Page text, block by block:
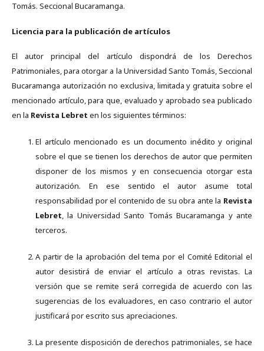
Tomás. Seccional Bucaramanga.
Licencia para la publicación de artículos
El autor principal del artículo dispondrá de los Derechos
Patrimoniales, para otorgar a la Universidad Santo Tomás, Seccional
Bucaramanga autorización no exclusiva, limitada y gratuita sobre el
mencionado artículo, para que, evaluado y aprobado sea publicado
en la Revista Lebret en los siguientes términos:
El artículo mencionado es un documento inédito y original
sobre el que se tienen los derechos de autor que permiten
disponer de los mismos y en consecuencia otorgar esta
autorización. En ese sentido el autor asume total
responsabilidad por el contenido de su obra ante la Revista
Lebret, la Universidad Santo Tomás Bucaramanga y ante
terceros.
A partir de la aprobación del tema por el Comité Editorial el
autor desistirá de enviar el artículo a otras revistas. La
versión que se remite será corregida de acuerdo con las
sugerencias de los evaluadores, en caso contrario el autor
justificará por escrito sus apreciaciones.
La presente disposición de derechos patrimoniales, se hace